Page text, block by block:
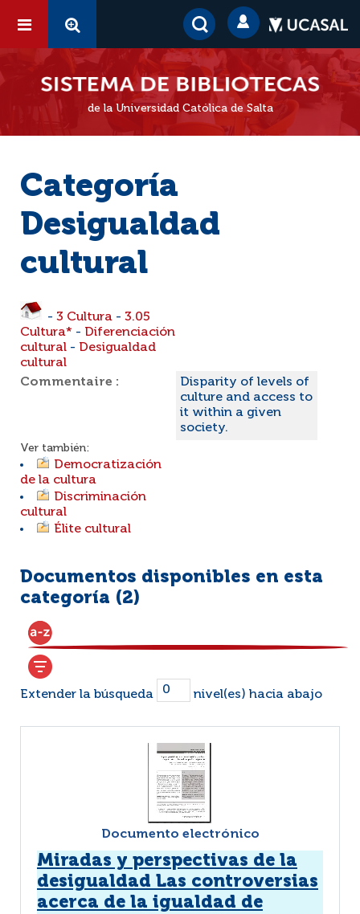
de la Universidad Católica de Salta
Categoría
Desigualdad
cultural
- 3 Cultura - 3.05
Cultura* - Diferenciación
cultural - Desigualdad
cultural
Commentaire :
Disparity of levels of
culture and access to
it within a given
society.
Ver también:
Democratización
de la cultura
Discriminación
cultural
Élite cultural
Documentos disponibles en esta
categoría (2)
Extender la búsqueda nivel(es) hacia abajo
Documento electrónico
Miradas y perspectivas de la
desigualdad Las controversias
acerca de la igualdad de